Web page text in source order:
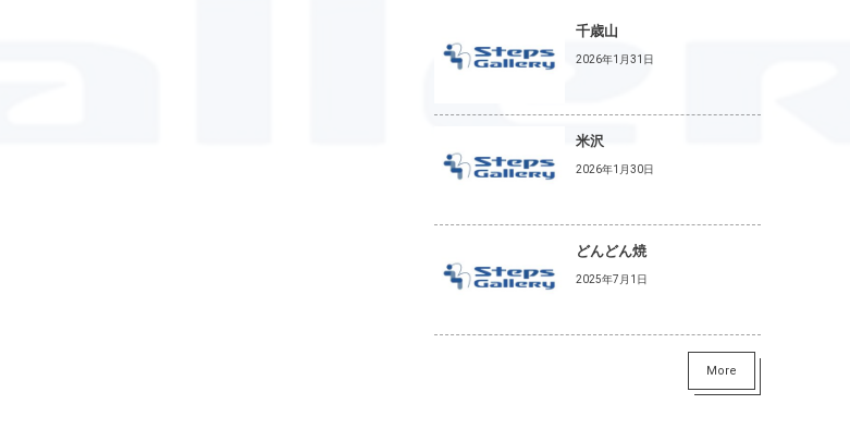
千歳山
2026年1月31日
米沢
2026年1月30日
どんどん焼
2025年7月1日
More